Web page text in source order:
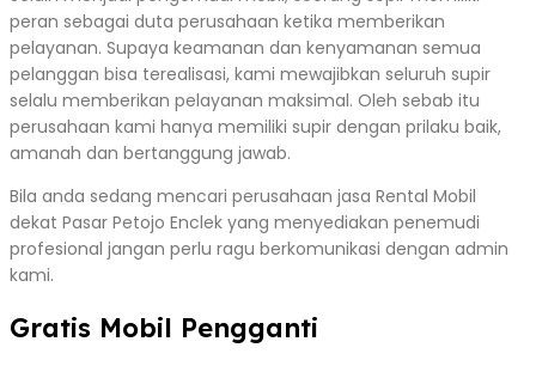
peran sebagai duta perusahaan ketika memberikan
pelayanan. Supaya keamanan dan kenyamanan semua
pelanggan bisa terealisasi, kami mewajibkan seluruh supir
selalu memberikan pelayanan maksimal. Oleh sebab itu
perusahaan kami hanya memiliki supir dengan prilaku baik,
amanah dan bertanggung jawab.
Bila anda sedang mencari perusahaan jasa Rental Mobil
dekat Pasar Petojo Enclek yang menyediakan penemudi
profesional jangan perlu ragu berkomunikasi dengan admin
kami.
Gratis Mobil Pengganti